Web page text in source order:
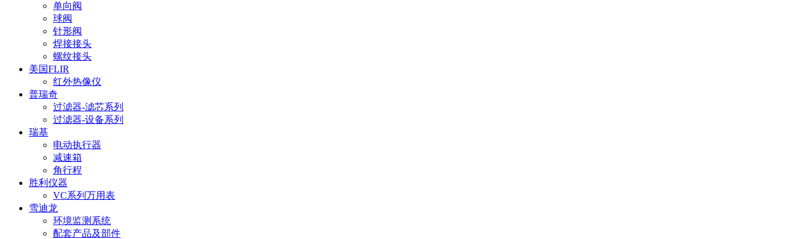
单向阀
球阀
针形阀
焊接接头
螺纹接头
美国FLIR
红外热像仪
普瑞奇
过滤器-滤芯系列
过滤器-设备系列
瑞基
电动执行器
减速箱
角行程
胜利仪器
VC系列万用表
雪迪龙
环境监测系统
配套产品及部件